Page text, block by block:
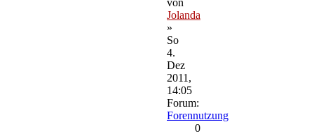
von
Jolanda
»
So
4.
Dez
2011,
14:05
Forum:
Forennutzung
0